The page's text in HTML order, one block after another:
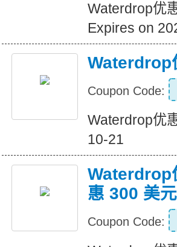
Waterdrop优
Expires on
Waterdrop
Coupon Code:
Waterdrop优
10-21
Waterdrop
惠 300 美元
Coupon Code: